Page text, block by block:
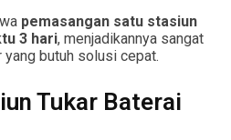
pemasangan satu stasiun
3 hari, menjadikannya sangat
butuh solusi cepat.
Tukar Baterai